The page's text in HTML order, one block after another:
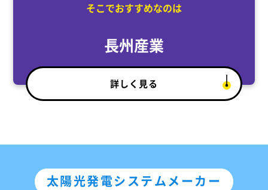
そこでおすすめなのは
長州産業
詳しく見る
太陽光発電システムメーカー